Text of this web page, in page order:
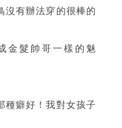
沒有辦法穿的很棒的
帥哥一樣的魅
癖好！我對女孩子